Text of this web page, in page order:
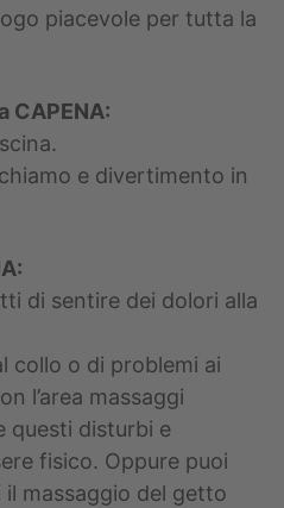
piacevole per tutta la
CAPENA:
e divertimento in
di sentire dei dolori alla
collo o di problemi ai
l’area massaggi
questi disturbi e
fisico. Oppure puoi
massaggio del getto